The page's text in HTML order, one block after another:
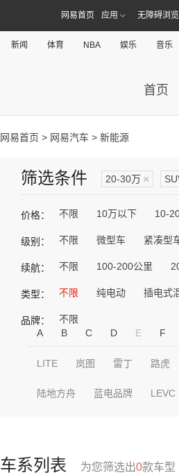
网易首页 应用 无障碍浏览
新闻 体育 NBA 娱乐 音乐
首页
网易首页 > 网易汽车 > 新能源
筛选条件 20-30万 ×
价格： 不限 10万以下 10-
级别： 不限 微型车 紧凑型
续航： 不限 100-200公里
类型： 不限 纯电动 插电式
品牌：
不限
A
B C D E F
LITE 岚图 雷丁 路虎
陆地方舟 蓝电品牌 LEVC
车系列表 为您筛选出0款车型